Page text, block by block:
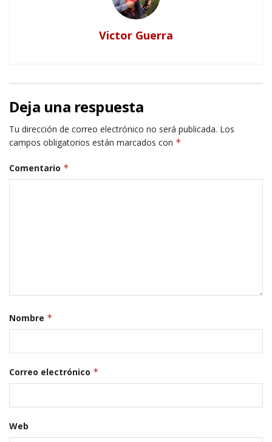
Victor Guerra
Deja una respuesta
Tu dirección de correo electrónico no será publicada. Los
campos obligatorios están marcados con *
Comentario *
Nombre *
Correo electrónico *
Web